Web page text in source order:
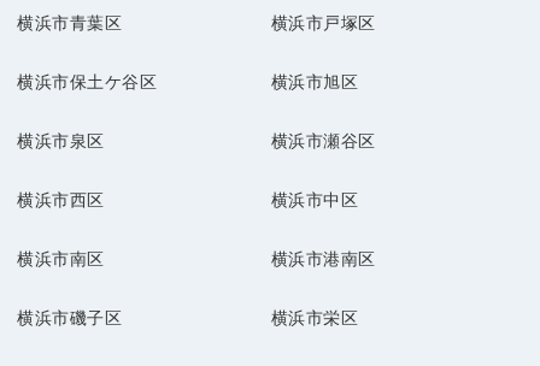
横浜市青葉区 横浜市戸塚区
横浜市保土ケ谷区 横浜市旭区
横浜市泉区 横浜市瀬谷区
横浜市西区 横浜市中区
横浜市南区 横浜市港南区
横浜市磯子区 横浜市栄区